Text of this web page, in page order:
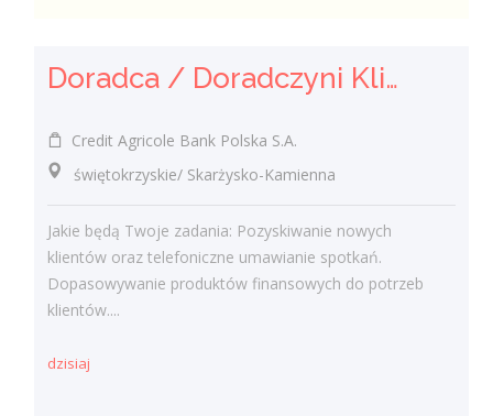
Doradca / Doradczyni Klienta
Credit Agricole Bank Polska S.A.
świętokrzyskie/ Skarżysko-Kamienna
Jakie będą Twoje zadania: Pozyskiwanie nowych
klientów oraz telefoniczne umawianie spotkań.
Dopasowywanie produktów finansowych do potrzeb
klientów....
dzisiaj